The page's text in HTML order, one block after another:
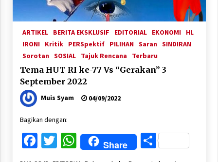
ARTIKEL BERITA EKSKLUSIF EDITORIAL EKONOMI
HL
IRONI
Kritik PERSpektif PILIHAN Saran SINDIRAN
Sorotan SOSIAL Tajuk Rencana Terbaru
Tema HUT RI ke-77 Vs “Gerakan” 3
September 2022
Muis Syam 04/09/2022
Bagikan dengan:
Facebook
Twitter
WhatsApp
Share Share